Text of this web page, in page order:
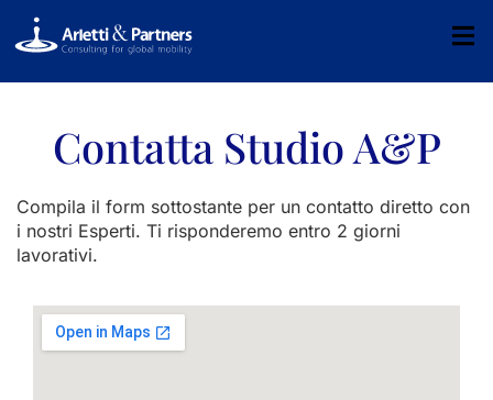
Contatta Studio A&P
Compila il form sottostante per un contatto diretto con
i nostri Esperti. Ti risponderemo entro 2 giorni
lavorativi.